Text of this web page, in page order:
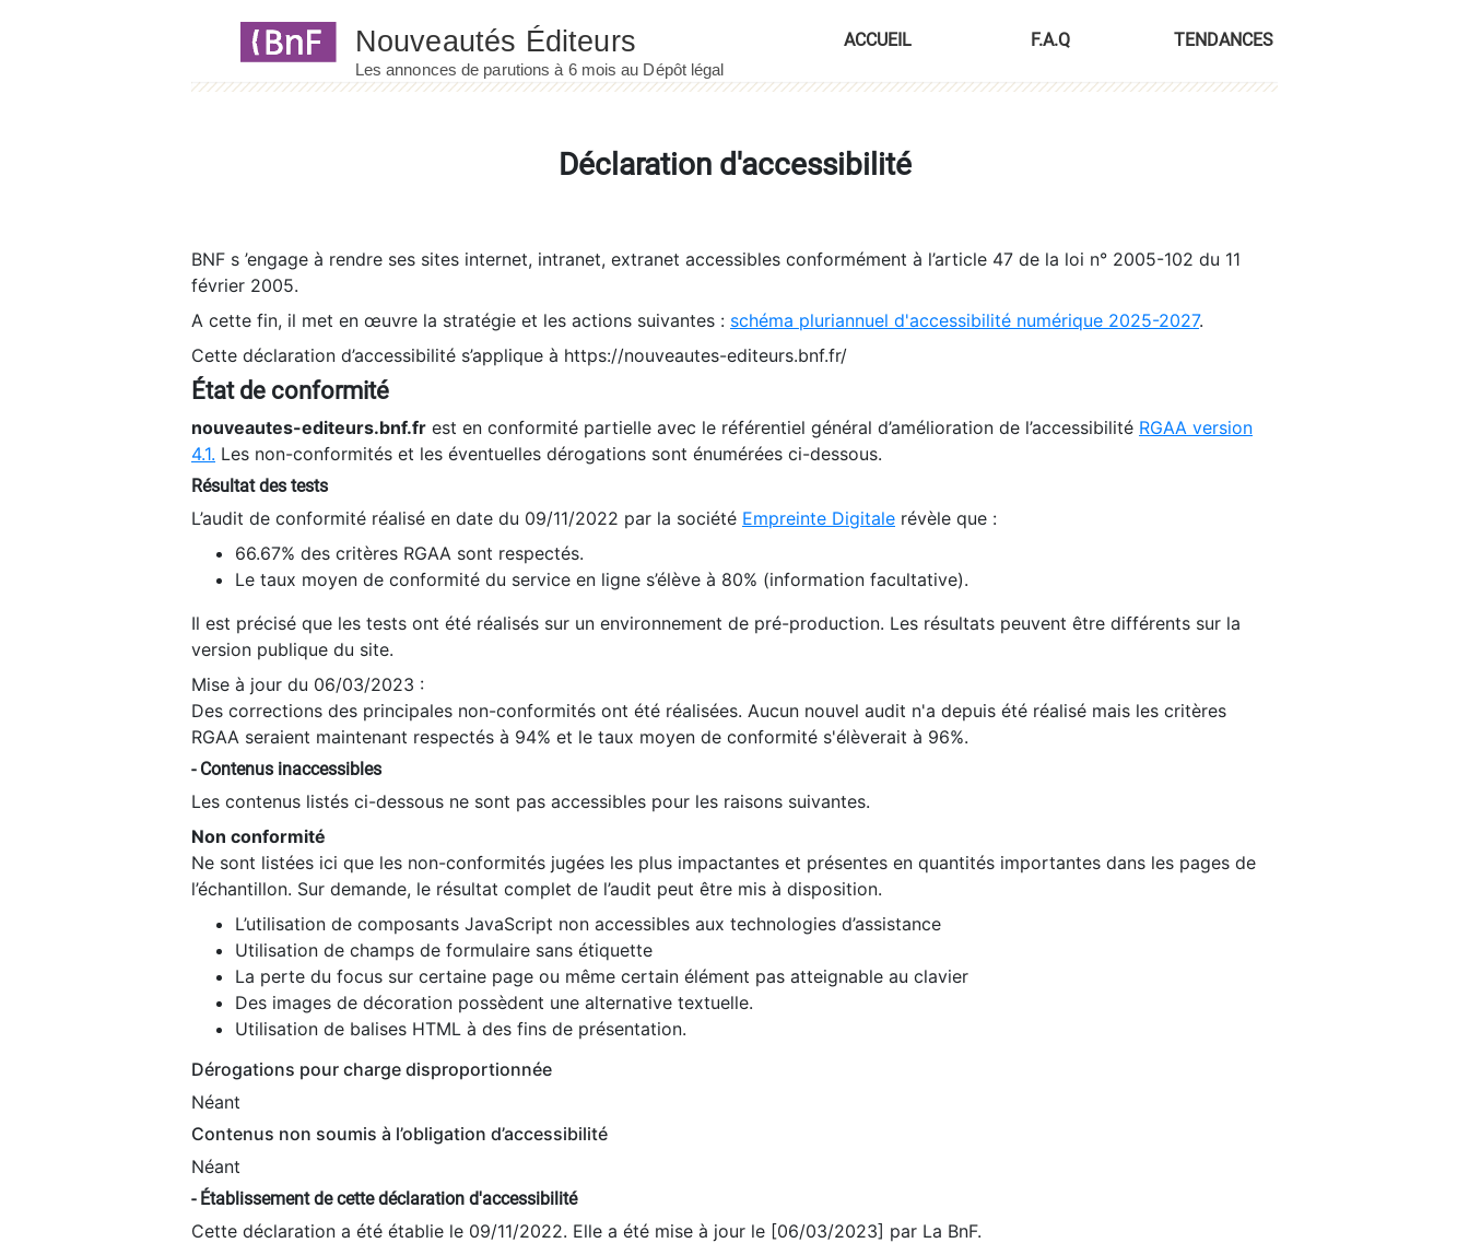
ACCUEIL F.A.Q TENDANCES
Déclaration d'accessibilité
BNF s ’engage à rendre ses sites internet, intranet, extranet accessibles conformément à l’article 47 de la loi n° 2005-102 du 11
février 2005.
A cette fin, il met en œuvre la stratégie et les actions suivantes : schéma pluriannuel d'accessibilité numérique 2025-2027.
Cette déclaration d’accessibilité s’applique à https://nouveautes-editeurs.bnf.fr/
État de conformité
nouveautes-editeurs.bnf.fr est en conformité partielle avec le référentiel général d’amélioration de l’accessibilité RGAA version
4.1. Les non-conformités et les éventuelles dérogations sont énumérées ci-dessous.
Résultat des tests
L’audit de conformité réalisé en date du 09/11/2022 par la société Empreinte Digitale révèle que :
66.67% des critères RGAA sont respectés.
Le taux moyen de conformité du service en ligne s’élève à 80% (information facultative).
Il est précisé que les tests ont été réalisés sur un environnement de pré-production. Les résultats peuvent être différents sur la
version publique du site.
Mise à jour du 06/03/2023 :
Des corrections des principales non-conformités ont été réalisées. Aucun nouvel audit n'a depuis été réalisé mais les critères
RGAA seraient maintenant respectés à 94% et le taux moyen de conformité s'élèverait à 96%.
- Contenus inaccessibles
Les contenus listés ci-dessous ne sont pas accessibles pour les raisons suivantes.
Non conformité
Ne sont listées ici que les non-conformités jugées les plus impactantes et présentes en quantités importantes dans les pages de
l’échantillon. Sur demande, le résultat complet de l’audit peut être mis à disposition.
L’utilisation de composants JavaScript non accessibles aux technologies d’assistance
Utilisation de champs de formulaire sans étiquette
La perte du focus sur certaine page ou même certain élément pas atteignable au clavier
Des images de décoration possèdent une alternative textuelle.
Utilisation de balises HTML à des fins de présentation.
Dérogations pour charge disproportionnée
Néant
Contenus non soumis à l’obligation d’accessibilité
Néant
- Établissement de cette déclaration d'accessibilité
Cette déclaration a été établie le 09/11/2022. Elle a été mise à jour le [06/03/2023] par La BnF.